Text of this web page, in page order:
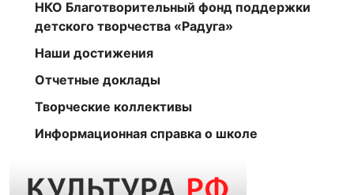
НКО Благотворительный фонд поддержки
детского творчества «Радуга»
Наши достижения
Отчетные доклады
Творческие коллективы
Информационная справка о школе